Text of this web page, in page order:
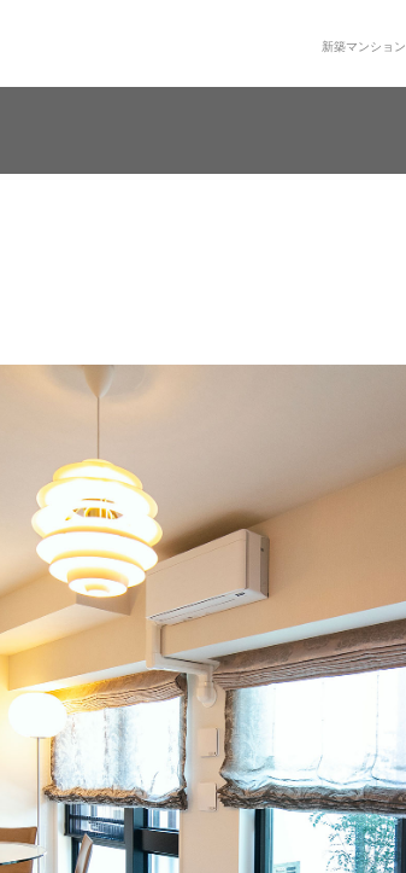
新築マンション